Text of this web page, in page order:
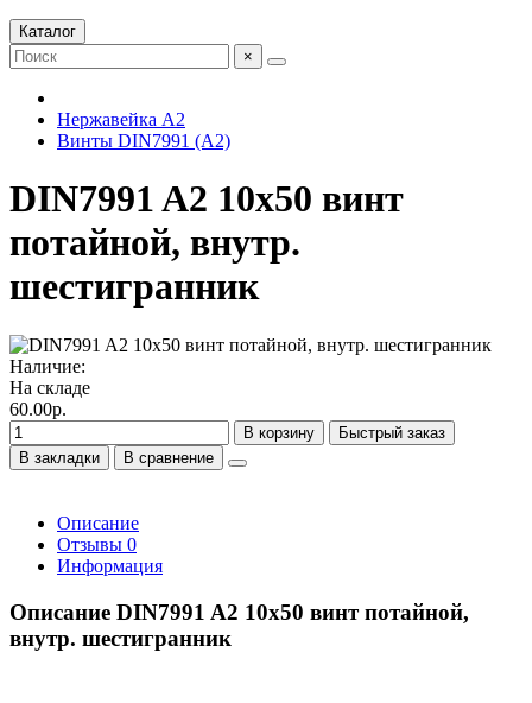
Каталог
×
Нержавейка А2
Винты DIN7991 (A2)
DIN7991 A2 10х50 винт
потайной, внутр.
шестигранник
Наличие:
На складе
60.00р.
В корзину
Быстрый заказ
В закладки
В сравнение
Описание
Отзывы 0
Информация
Описание DIN7991 A2 10х50 винт потайной,
внутр. шестигранник